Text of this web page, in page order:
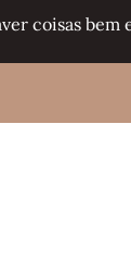
coisas